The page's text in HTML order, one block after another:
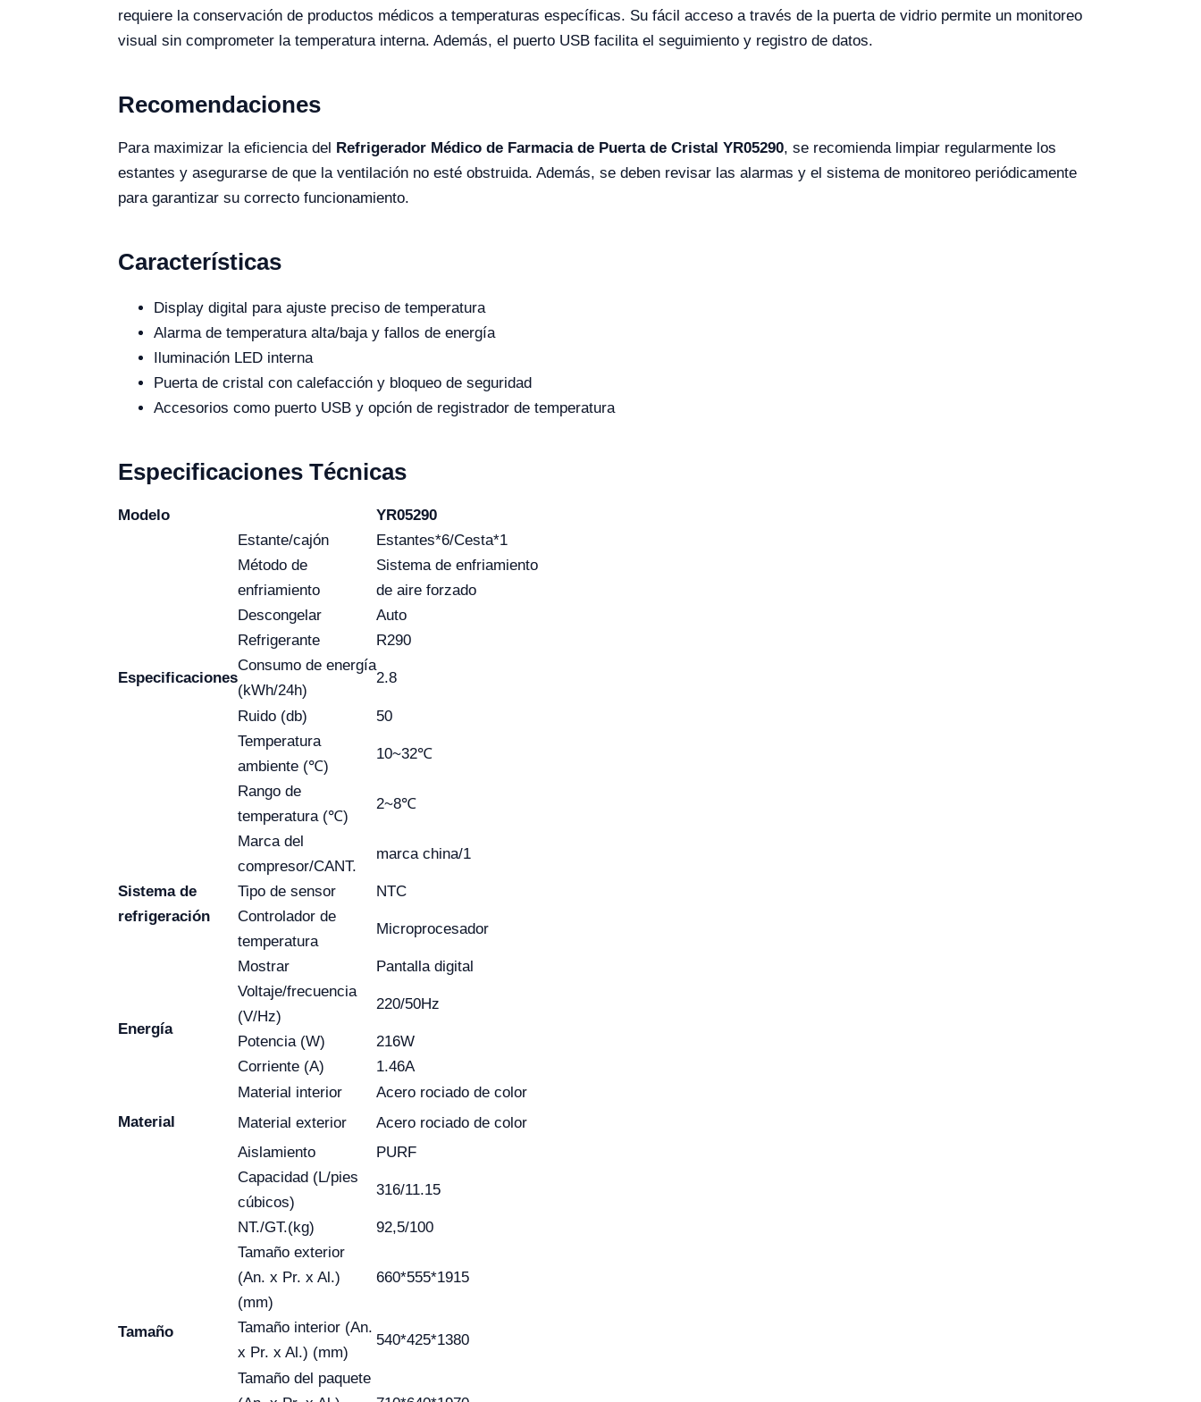
requiere la conservación de productos médicos a temperaturas específicas. Su fácil acceso a través de la puerta de vidrio permite un monitoreo
visual sin comprometer la temperatura interna. Además, el puerto USB facilita el seguimiento y registro de datos.
Recomendaciones
Para maximizar la eficiencia del Refrigerador Médico de Farmacia de Puerta de Cristal YR05290, se recomienda limpiar regularmente los
estantes y asegurarse de que la ventilación no esté obstruida. Además, se deben revisar las alarmas y el sistema de monitoreo periódicamente
para garantizar su correcto funcionamiento.
Características
Display digital para ajuste preciso de temperatura
Alarma de temperatura alta/baja y fallos de energía
Iluminación LED interna
Puerta de cristal con calefacción y bloqueo de seguridad
Accesorios como puerto USB y opción de registrador de temperatura
Especificaciones Técnicas
Modelo YR05290
Especificaciones
Estante/cajón
Estantes*6/Cesta*1
Método de
enfriamiento
Sistema de enfriamiento
de aire forzado
Descongelar
Auto
Refrigerante
R290
Consumo de energía
(kWh/24h)
2.8
Ruido (db)
50
Temperatura
ambiente (℃)
10~32℃
Rango de
temperatura (℃)
2~8℃
Sistema de
refrigeración
Marca del
compresor/CANT.
marca china/1
Tipo de sensor
NTC
Controlador de
temperatura
Microprocesador
Mostrar Pantalla digital
Energía
Voltaje/frecuencia
(V/Hz)
220/50Hz
Potencia (W)
216W
Corriente (A)
1.46A
Material
Material interior
Acero rociado de color
Material exterior
Acero rociado de color
Aislamiento
PURF
Tamaño
Capacidad (L/pies
cúbicos)
316/11.15
NT./GT.(kg)
92,5/100
Tamaño exterior
(An. x Pr. x Al.)
(mm)
660*555*1915
Tamaño interior (An.
x Pr. x Al.) (mm)
540*425*1380
Tamaño del paquete